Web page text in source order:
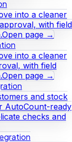
into a cleaner
with field
Open page →
into a cleaner
with field
Open page →
and stock
AutoCount-ready
checks and